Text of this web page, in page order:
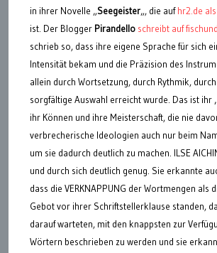
in ihrer Novelle „Seegeister„, die aufhr2.de
ist. Der Blogger Pirandello schreibt auf
schrieb so, dass ihre eigene Sprache für sich
Intensität bekam und die Präzision des
allein durch Wortsetzung, durch Rythmik,
sorgfältige Auswahl erreicht wurde. Das ist ihr
ihr Können und ihre Meisterschaft, die nie
verbrecherische Ideologien auch nur beim
um sie dadurch deutlich zu machen. ILSE
und durch sich deutlich genug. Sie erkannte
dass die VERKNAPPUNG der Wortmengen als
Gebot vor ihrer Schriftstellerklause standen,
darauf warteten, mit den knappsten zur
Wörtern beschrieben zu werden und sie